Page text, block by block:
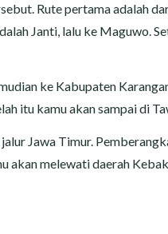
Rute pertama adalah
Janti, lalu ke Maguwo.
ke Kabupaten
itu kamu akan sampai di
Jawa Timur.
akan melewati daerah